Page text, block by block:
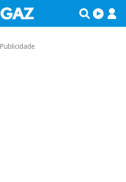
Publicidade